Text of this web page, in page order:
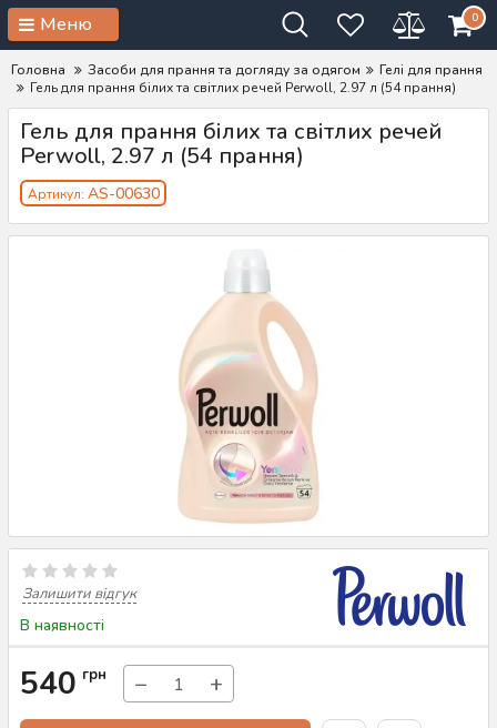
Меню 0
Головна Засоби для прання та догляду за одягом
Гелі для прання
Гель для прання білих та світлих речей Perwoll, 2.97 л (54 прання)
Гель для прання білих та світлих речей
Perwoll, 2.97 л (54 прання)
Артикул: AS-00630
Залишити відгук
В наявності
540 грн − +